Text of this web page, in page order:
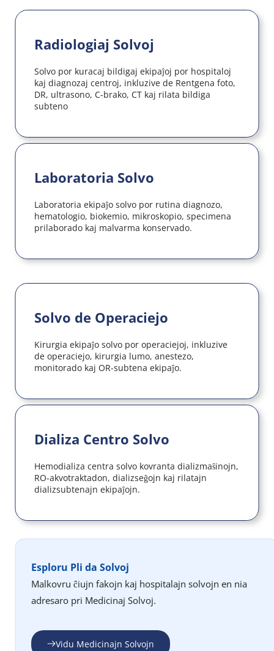
Radiologiaj Solvoj
Solvo por kuracaj bildigaj ekipaĵoj por hospitaloj
kaj diagnozaj centroj, inkluzive de Rentgena foto,
DR, ultrasono, C-brako, CT kaj rilata bildiga
subteno
Laboratoria Solvo
Laboratoria ekipaĵo solvo por rutina diagnozo,
hematologio, biokemio, mikroskopio, specimena
prilaborado kaj malvarma konservado.
Solvo de Operaciejo
Kirurgia ekipaĵo solvo por operaciejoj, inkluzive
de operaciejo, kirurgia lumo, anestezo,
monitorado kaj OR-subtena ekipaĵo.
Dializa Centro Solvo
Hemodializa centra solvo kovranta dializmaŝinojn,
RO-akvotraktadon, dializseĝojn kaj rilatajn
dializsubtenajn ekipaĵojn.
Esploru Pli da Solvoj
Malkovru ĉiujn fakojn kaj hospitalajn solvojn en nia
adresaro pri Medicinaj Solvoj.
Vidu Medicinajn Solvojn